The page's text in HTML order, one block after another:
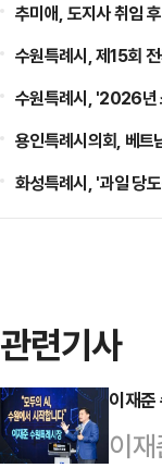
추미애, 도지사 취임
수원특례시, 제15회
수원특례시, '2026년
용인특례시의회, 베트
화성특례시, '과일 당
관련기사
이재
이